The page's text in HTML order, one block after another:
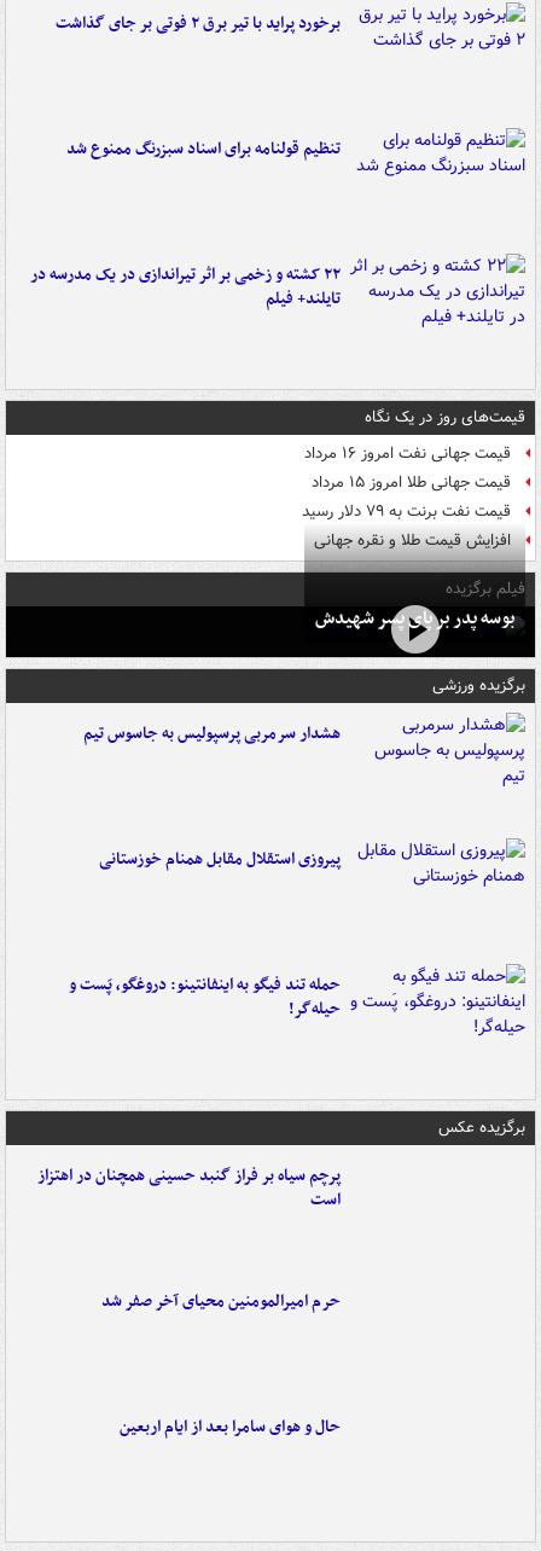
برخورد پراید با تیر برق ۲ فوتی بر جای گذاشت
تنظیم قولنامه برای اسناد سبزرنگ ممنوع شد
۲۲ کشته و زخمی بر اثر تیراندازی در یک مدرسه در
تایلند+ فیلم
قیمت‌های روز در یک نگاه
قیمت جهانی نفت امروز ۱۶ مرداد
قیمت جهانی طلا امروز ۱۵ مرداد
قیمت نفت برنت به ۷۹ دلار رسید
افزایش قیمت طلا و نقره جهانی
فیلم برگزیده
بوسه‌ پدر بر پای پسر شهیدش
برگزیده ورزشی
هشدار سرمربی پرسپولیس به جاسوس تیم
پیروزی استقلال مقابل همنام خوزستانی
حمله تند فیگو به اینفانتینو: دروغگو، پَست‌ و
حیله‌گر!
برگزیده عکس
پرچم سیاه بر فراز گنبد حسینی همچنان در اهتزاز
است
حرم امیرالمومنین محیای آخر صفر شد
حال و هوای سامرا بعد از ایام اربعین